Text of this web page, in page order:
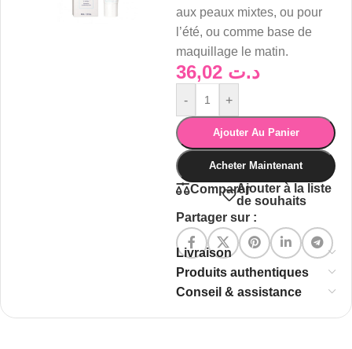
aux peaux mixtes, ou pour
l’été, ou comme base de
maquillage le matin.
د.ت
- +
Ajouter Au Panier
Acheter Maintenant
ComparerAjouter à la liste
de souhaits
Partager sur :
Livraison
Produits authentiques
Conseil & assistance